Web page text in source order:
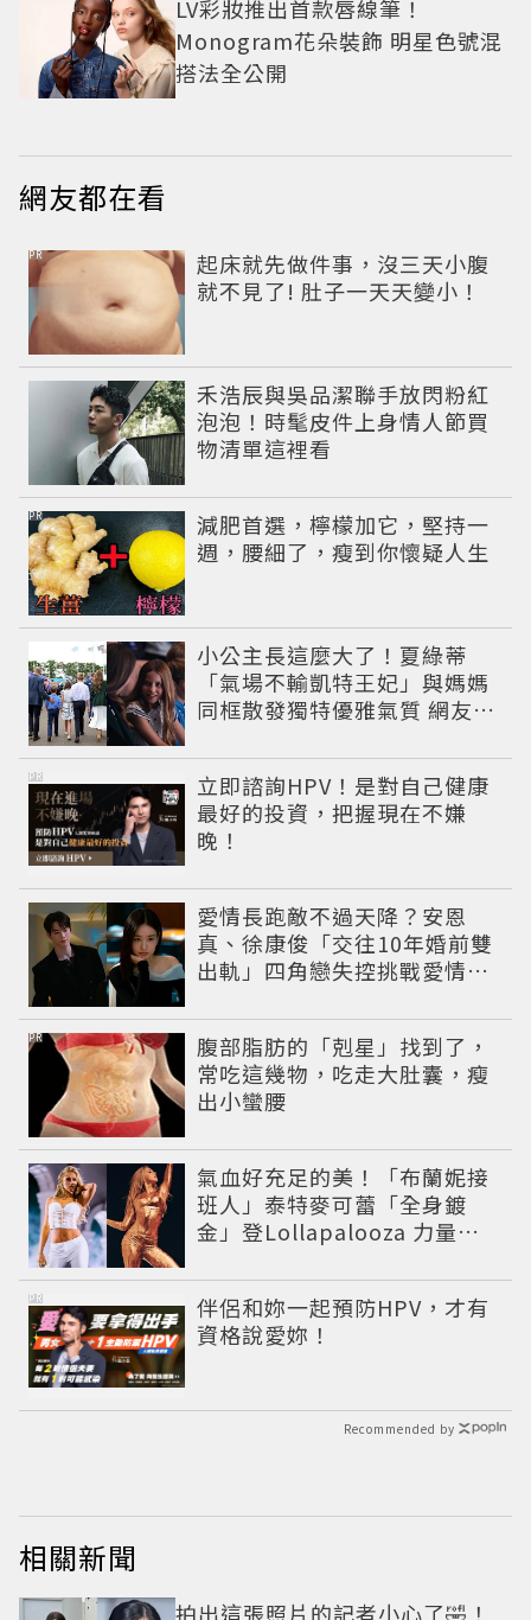
LV彩妝推出首款唇線筆！
Monogram花朵裝飾 明星色號混
搭法全公開
網友都在看
起床就先做件事，沒三天小腹
就不見了! 肚子一天天變小！
PR
禾浩辰與吳品潔聯手放閃粉紅
泡泡！時髦皮件上身情人節買
物清單這裡看
減肥首選，檸檬加它，堅持一
週，腰細了，瘦到你懷疑人生
PR
小公主長這麼大了！夏綠蒂
「氣場不輸凱特王妃」與媽媽
同框散發獨特優雅氣質 網友狂
立即諮詢HPV！是對自己健康
最好的投資，把握現在不嫌
晚！
PR
愛情長跑敵不過天降？安恩
真、徐康俊「交往10年婚前雙
出軌」四角戀失控挑戰愛情底
腹部脂肪的「剋星」找到了，
常吃這幾物，吃走大肚囊，瘦
出小蠻腰
PR
氣血好充足的美！「布蘭妮接
班人」泰特麥可蕾「全身鍍
金」登Lollapalooza 力量感
伴侶和妳一起預防HPV，才有
資格說愛妳！
PR
Recommended by
相關新聞
拍出這張照片的記者小心了🤣！